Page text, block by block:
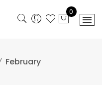
0
February